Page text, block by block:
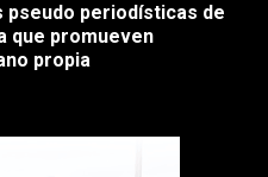
pseudo periodísticas de
que promueven
propia